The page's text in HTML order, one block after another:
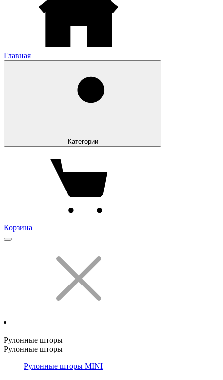
Главная
Категории
Корзина
Рулонные шторы
Рулонные шторы
Рулонные шторы MINI